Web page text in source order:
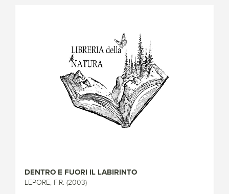
DENTRO E FUORI IL LABIRINTO
LEPORE, F.R. (2003)